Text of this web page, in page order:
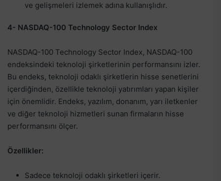
ve gelişmeleri izlemek adına kullanışlıdır.
4- NASDAQ-100 Technology Sector Index
NASDAQ-100 Technology Sector Index, NASDAQ-100
endeksindeki teknoloji şirketlerinin performansını izler.
Bu endeks, teknoloji odaklı şirketlerin hisse senetlerini
içerdiğinden, özellikle teknoloji yatırımları yapan kişiler
için önemlidir. Endeks, yazılım, donanım, yarı iletkenler
ve diğer teknoloji hizmetleri sunan firmaların hisse
performansını ölçer.
Özellikler:
Sadece teknoloji odaklı şirketleri içerir.